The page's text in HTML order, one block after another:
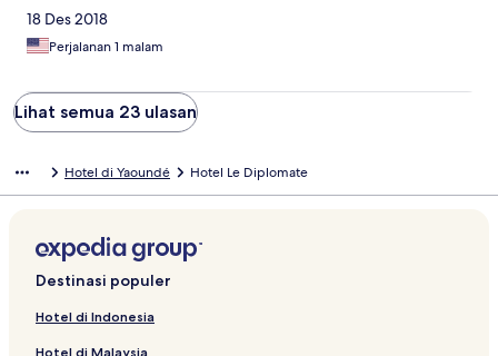
18 Des 2018
Perjalanan 1 malam
Lihat semua 23 ulasan
Hotel di Yaoundé Hotel Le Diplomate
Destinasi populer
Hotel di Indonesia
Hotel di Malaysia